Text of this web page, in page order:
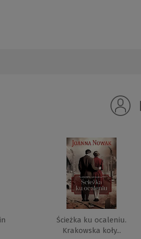
Ścieżka ku ocaleniu.
Krakowska koły...